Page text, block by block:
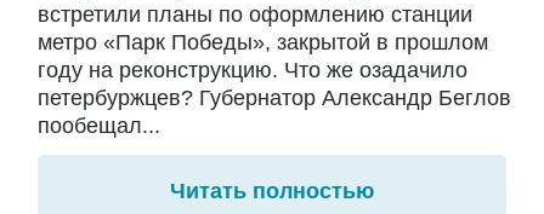
встретили планы по оформлению станции
метро «Парк Победы», закрытой в прошлом
году на реконструкцию. Что же озадачило
петербуржцев? Губернатор Александр Беглов
пообещал...
Читать полностью